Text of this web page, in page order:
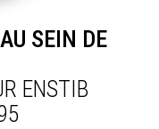
SEIN DE
ENSTIB